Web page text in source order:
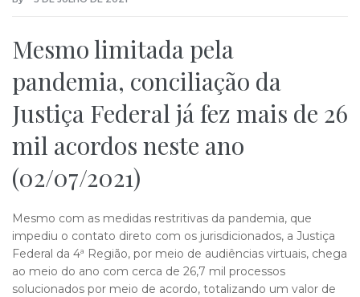
Mesmo limitada pela
pandemia, conciliação da
Justiça Federal já fez mais de 26
mil acordos neste ano
(02/07/2021)
Mesmo com as medidas restritivas da pandemia, que
impediu o contato direto com os jurisdicionados, a Justiça
Federal da 4ª Região, por meio de audiências virtuais, chega
ao meio do ano com cerca de 26,7 mil processos
solucionados por meio de acordo, totalizando um valor de